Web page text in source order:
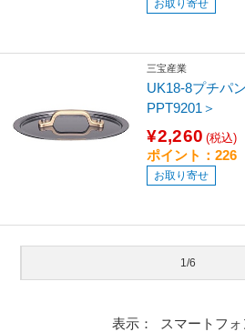
お取り寄せ
三宝産業
UK18-8プチパ
PPT9201＞
¥2,260 (税込)
ポイント：226
お取り寄せ
1/6
表示： スマートフォ